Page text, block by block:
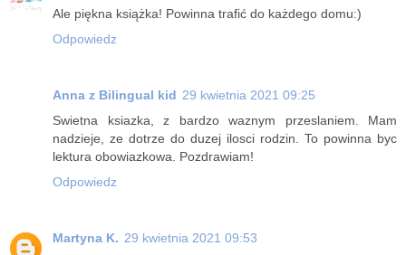
Ale piękna książka! Powinna trafić do każdego domu:)
Odpowiedz
Anna z Bilingual kid 29 kwietnia 2021 09:25
Swietna ksiazka, z bardzo waznym przeslaniem. Mam
nadzieje, ze dotrze do duzej ilosci rodzin. To powinna byc
lektura obowiazkowa. Pozdrawiam!
Odpowiedz
Martyna K. 29 kwietnia 2021 09:53